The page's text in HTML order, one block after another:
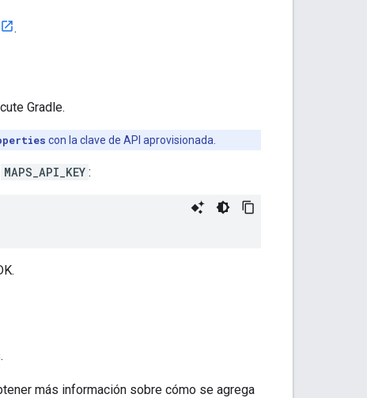
.
Gradle.
con la clave de API aprovisionada.
MAPS_API_KEY :
más información sobre cómo se agrega